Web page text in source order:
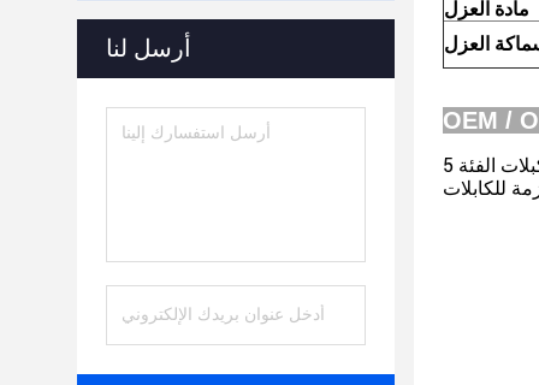
أرسل لنا
مادة العزل
العزل
OEM /